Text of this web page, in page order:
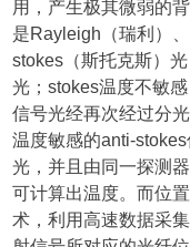
用，产生极其微弱的
是Rayleigh（瑞利）
stokes（斯托克斯）
光；stokes温度不敏
信号光经再次经过分
温度敏感的anti-
光，并且由同一探测
可计算出温度。而位
术，利用高速数据采